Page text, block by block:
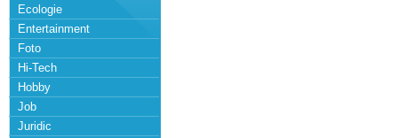
Ecologie
Entertainment
Foto
Hi-Tech
Hobby
Job
Juridic